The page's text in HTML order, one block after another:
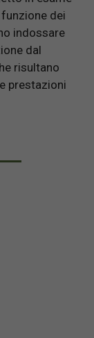
dei
indossare
dal
risultano
prestazioni